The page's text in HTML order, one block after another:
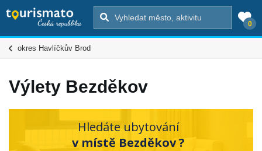
0
okres Havlíčkův Brod
Výlety Bezděkov
Hledáte ubytování
v místě Bezděkov ?